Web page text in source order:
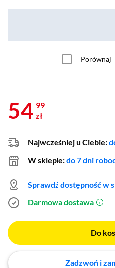
Porównaj
54 99
zł
Najwcześniej u Ciebie:
W sklepie:do 7 dni
Sprawdź dostępność w
Darmowa dostawa
Do
Zadzwoń i